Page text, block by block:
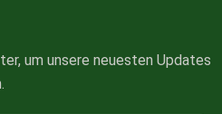
um unsere neuesten Updates